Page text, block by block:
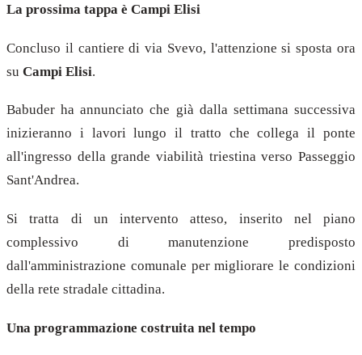
La prossima tappa è Campi Elisi
Concluso il cantiere di via Svevo, l'attenzione si sposta ora
su Campi Elisi.
Babuder ha annunciato che già dalla settimana successiva
inizieranno i lavori lungo il tratto che collega il ponte
all'ingresso della grande viabilità triestina verso Passeggio
Sant'Andrea.
Si tratta di un intervento atteso, inserito nel piano
complessivo di manutenzione predisposto
dall'amministrazione comunale per migliorare le condizioni
della rete stradale cittadina.
Una programmazione costruita nel tempo